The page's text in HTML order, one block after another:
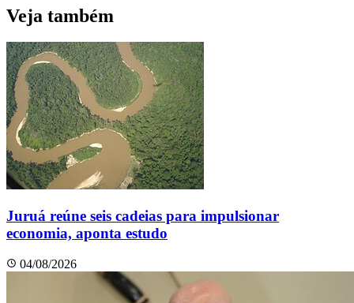
Veja também
Juruá reúne seis cadeias para impulsionar
economia, aponta estudo
04/08/2026